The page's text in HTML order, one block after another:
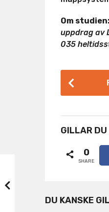
Om studien:
uppdrag av
035
P
o
t
a
n
GILLAR
0
SHARE
DU KANSKE